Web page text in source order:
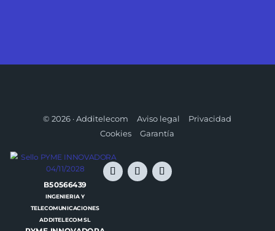
© 2026 · Additelecom Aviso legal
Privacidad
Cookies
Garantía
B50566439
INGENIERIA Y
TELECOMUNICACIONES
ADDITELECOM SL